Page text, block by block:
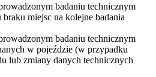
badaniu technicznym
miejsc na kolejne badania
badaniu technicznym
w pojeździe (w przypadku
lub zmiany danych technicznych